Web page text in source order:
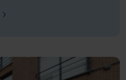
- Locatie: Houthalen-Helchteren,